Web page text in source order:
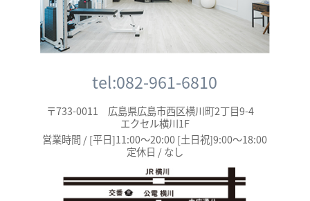
tel:082-961-6810
〒733-0011 広島県広島市西区横川町2丁目9-4
エクセル横川1F
営業時間 / [平日]11:00～20:00 [土日祝]9:00～18:00
定休日 / なし